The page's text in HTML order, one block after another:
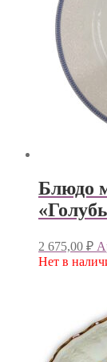
Блюдо
2 675,00 ₽
Нет в